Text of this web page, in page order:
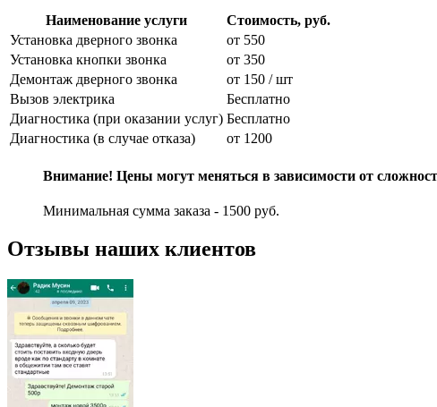
Наименование услуги
Стоимость, руб.
Установка дверного звонка
от 550
Установка кнопки звонка
от 350
Демонтаж дверного звонка
от 150 / шт
Вызов электрика
Бесплатно
Диагностика (при оказании услуг) Бесплатно
Диагностика (в случае отказа)
от 1200
Внимание! Цены могут меняться в зависимости от
Минимальная сумма заказа - 1500 руб.
Отзывы наших клиентов